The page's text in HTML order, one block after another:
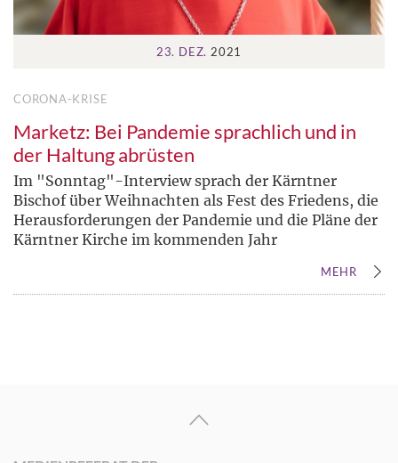
23. DEZ. 2021
CORONA-KRISE
Marketz: Bei Pandemie sprachlich und in
der Haltung abrüsten
Im "Sonntag"-Interview sprach der Kärntner
Bischof über Weihnachten als Fest des Friedens, die
Herausforderungen der Pandemie und die Pläne der
Kärntner Kirche im kommenden Jahr
MEHR